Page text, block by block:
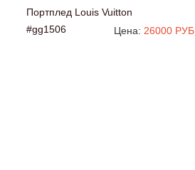
Портплед Louis Vuitton
#gg1506
Цена: 26000 РУБ.